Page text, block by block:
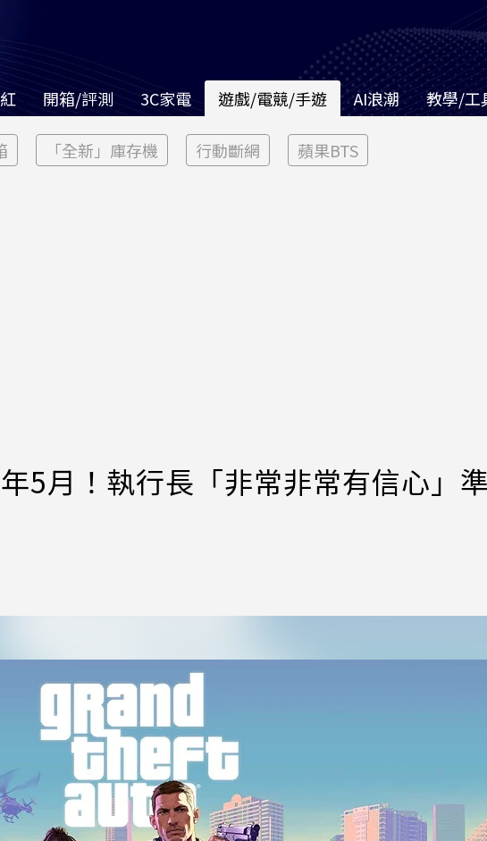
開箱/評測 3C家電 遊戲/電競/手遊 AI浪潮 教學/工
「全新」庫存機 行動斷網 蘋果BTS
5月！執行長「非常非常有信心」